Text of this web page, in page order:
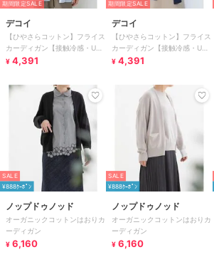
期間限定SALE
デコイ
【ひやさらコットン】フライス
カーディガン【接触冷感・UV
カット】
¥ 4,391
期間限定SALE
デコイ
【ひやさらコットン】フライス
カーディガン【接触冷感・UV
カット】
¥ 4,391
SALE
¥888ｸｰﾎﾟﾝ
ノップドゥノッド
オーガニックコットンはおりカ
ーディガン
¥ 6,160
SALE
¥888ｸｰﾎﾟﾝ
ノップドゥノッド
オーガニックコットンはおりカ
ーディガン
¥ 6,160